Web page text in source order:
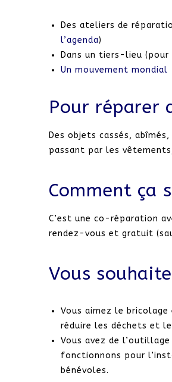
Des ateliers de
l’agenda)
Dans un tiers-lieu (pour
Un mouvement mondial
Pour réparer
Des objets cassés,
passant par les
Comment ça
C’est une co-réparation
rendez-vous et gratuit
Vous
Vous aimez le
réduire les déchets et
Vous avez de
fonctionnons pour
bénévoles.